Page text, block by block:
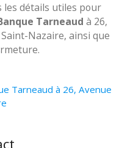
les détails utiles pour
Tarneaud à 26,
Nazaire, ainsi que
Tarneaud à 26, Avenue